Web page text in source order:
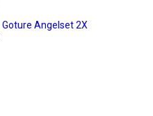
Goture Angelset 2X